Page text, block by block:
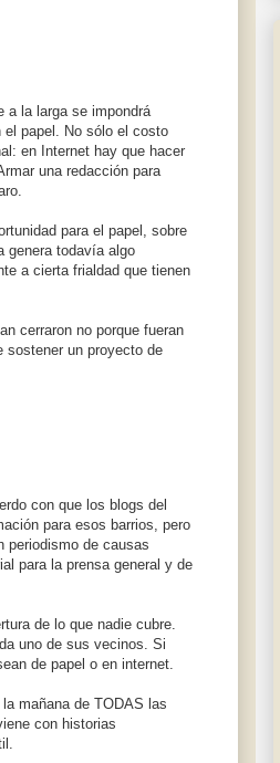
a la larga se impondrá
papel. No sólo el costo
en Internet hay que hacer
una redacción para
para el papel, sobre
genera todavía algo
a cierta frialdad que tienen
cerraron no porque fueran
sostener un proyecto de
con que los blogs del
para esos barrios, pero
periodismo de causas
para la prensa general y de
de lo que nadie cubre.
uno de sus vecinos. Si
de papel o en internet.
mañana de TODAS las
con historias